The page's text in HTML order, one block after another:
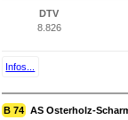
DTV
8.826
Infos...
B 74 AS Osterholz-